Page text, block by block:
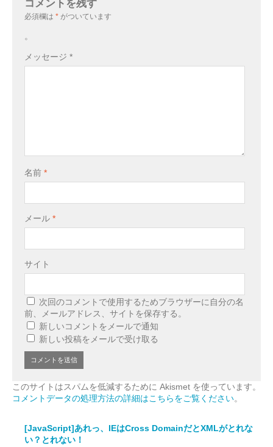
コメントを残す
必須欄は * がついています
。
メッセージ *
名前 *
メール *
サイト
次回のコメントで使用するためブラウザーに自分の名
前、メールアドレス、サイトを保存する。
新しいコメントをメールで通知
新しい投稿をメールで受け取る
このサイトはスパムを低減するために Akismet を使っています。
コメントデータの処理方法の詳細はこちらをご覧ください。
[JavaScript]あれっ、IEはCross DomainだとXMLがとれな
い？とれない！